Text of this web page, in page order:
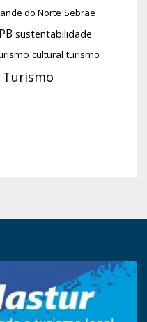
do Norte Sebrae
sustentabilidade
cultural turismo
Turismo